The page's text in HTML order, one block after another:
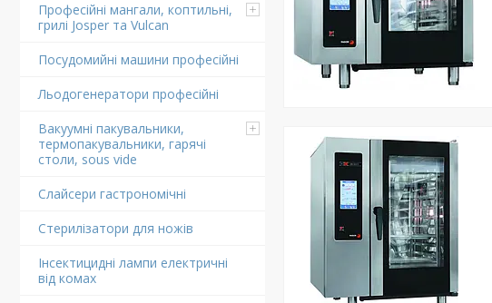
Професійні мангали, коптильні,
грилі Josper та Vulcan
Посудомийні машини професійні
Льодогенератори професійні
Вакуумні пакувальники,
термопакувальники, гарячі
столи, sous vide
Слайсери гастрономічні
Стерилізатори для ножів
Інсектицидні лампи електричні
від комах